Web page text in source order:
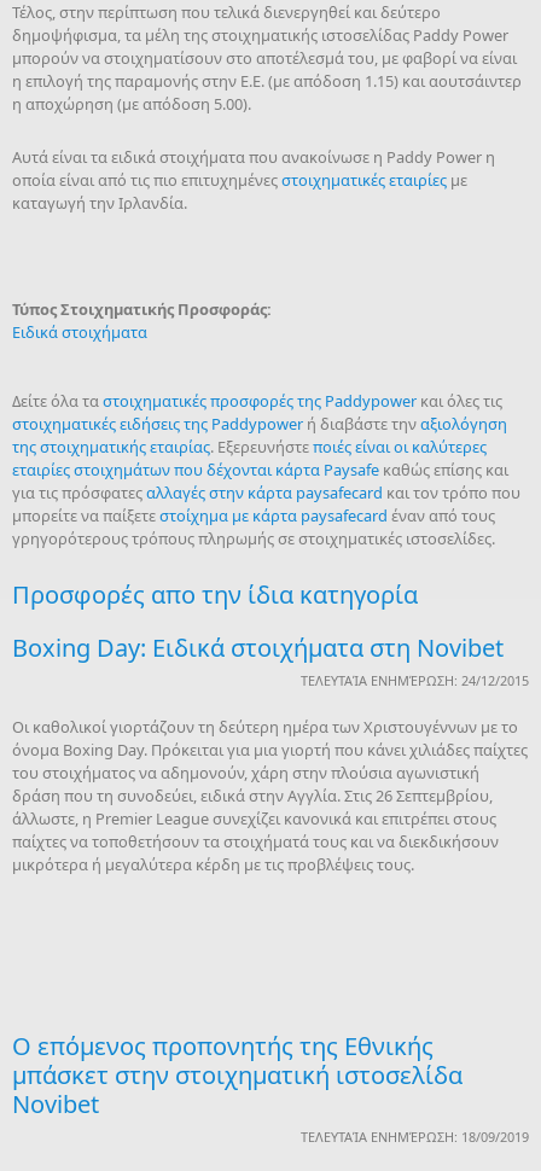
Τέλος, στην περίπτωση που τελικά διενεργηθεί και δεύτερο
δημοψήφισμα, τα μέλη της στοιχηματικής ιστοσελίδας Paddy Power
μπορούν να στοιχηματίσουν στο αποτέλεσμά του, με φαβορί να είναι
η επιλογή της παραμονής στην Ε.Ε. (με απόδοση 1.15) και αουτσάιντερ
η αποχώρηση (με απόδοση 5.00).
Αυτά είναι τα ειδικά στοιχήματα που ανακοίνωσε η Paddy Power η
οποία είναι από τις πιο επιτυχημένεςστοιχηματικές εταιρίες με
καταγωγή την Ιρλανδία.
Τύπος Στοιχηματικής Προσφοράς:
Ειδικά στοιχήματα
Δείτε όλα ταστοιχηματικές προσφορές της Paddypower και όλες τις
στοιχηματικές ειδήσεις της Paddypower ή διαβάστε τηναξιολόγηση
της στοιχηματικής εταιρίας. Εξερευνήστεποιές είναι οι καλύτερες
εταιρίες στοιχημάτων που δέχονται κάρτα Paysafe καθώς επίσης και
για τις πρόσφατεςαλλαγές στην κάρτα paysafecard και τον τρόπο που
μπορείτε να παίξετεστοίχημα με κάρτα paysafecard έναν από τους
γρηγορότερους τρόπους πληρωμής σε στοιχηματικές ιστοσελίδες.
Προσφορές απο την ίδια κατηγορία
Boxing Day: Ειδικά στοιχήματα στη Novibet
ΤΕΛΕΥΤΑΊΑ ΕΝΗΜΈΡΩΣΗ: 24/12/2015
Οι καθολικοί γιορτάζουν τη δεύτερη ημέρα των Χριστουγέννων με το
όνομα Boxing Day. Πρόκειται για μια γιορτή που κάνει χιλιάδες παίχτες
του στοιχήματος να αδημονούν, χάρη στην πλούσια αγωνιστική
δράση που τη συνοδεύει, ειδικά στην Αγγλία. Στις 26 Σεπτεμβρίου,
άλλωστε, η Premier League συνεχίζει κανονικά και επιτρέπει στους
παίχτες να τοποθετήσουν τα στοιχήματά τους και να διεκδικήσουν
μικρότερα ή μεγαλύτερα κέρδη με τις προβλέψεις τους.
O επόμενος προπονητής της Εθνικής
μπάσκετ στην στοιχηματική ιστοσελίδα
Novibet
ΤΕΛΕΥΤΑΊΑ ΕΝΗΜΈΡΩΣΗ: 18/09/2019